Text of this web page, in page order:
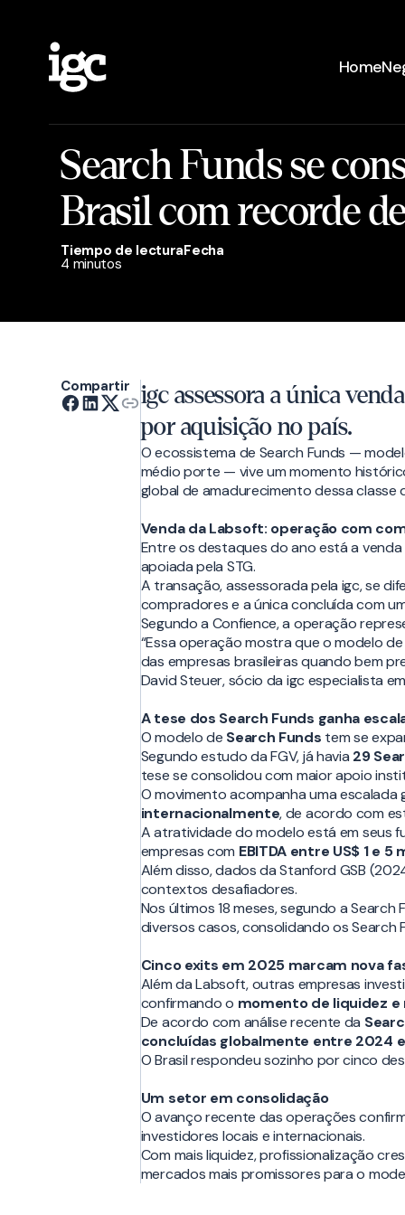
Home
Search Funds se
Brasil com recorde
Tiempo de lectura
4 minutos
Fecha
Compartir
igc assessora a única
por aquisição no país.
O ecossistema de Search Funds —
médio porte — vive um momento
global de amadurecimento dessa
Venda da Labsoft: operação com
Entre os destaques do ano está a
apoiada pela STG.
A transação, assessorada pela igc, se
compradores e a única concluída com
Segundo a Confience, a operação
“Essa operação mostra que o modelo
das empresas brasileiras quando bem
David Steuer, sócio da igc especialista
A tese dos Search Funds ganha
O modelo de Search Funds tem se
Segundo estudo da FGV, já havia 29
tese se consolidou com maior apoio
O movimento acompanha uma escalada
internacionalmente, de acordo com
A atratividade do modelo está em seus
empresas com EBITDA entre US$ 1 e
Além disso, dados da Stanford GSB
contextos desafiadores.
Nos últimos 18 meses, segundo a Search
diversos casos, consolidando os Search
Cinco exits em 2025 marcam nova
Além da Labsoft, outras empresas
confirmando o momento de liquidez
De acordo com análise recente da
concluídas globalmente entre 2024
O Brasil respondeu sozinho por cinco
Um setor em consolidação
O avanço recente das operações
investidores locais e internacionais.
Com mais liquidez, profissionalização
mercados mais promissores para o